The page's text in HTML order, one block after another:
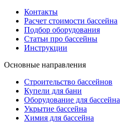
Контакты
Расчет стоимости бассейна
Подбор оборудования
Статьи про бассейны
Инструкции
Основные направления
Строительство бассейнов
Купели для бани
Оборудование для бассейна
Укрытие бассейна
Химия для бассейна